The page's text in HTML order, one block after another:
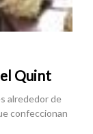
Quint
alrededor de
confeccionan